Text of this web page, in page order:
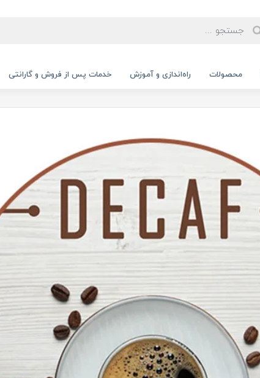
محصولات راه‌اندازی و آموزش خدمات پس از فروش و گارانتی